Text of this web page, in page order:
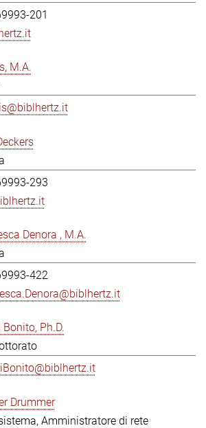
201
M.A.
293
Denora , M.A.
422
Ph.D.
Drummer
Amministratore di rete